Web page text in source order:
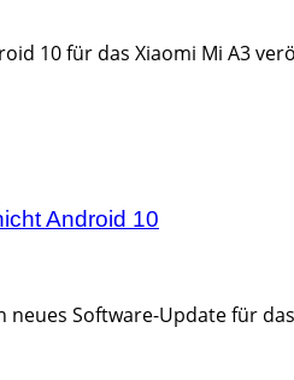
10 für das Xiaomi Mi A3
Android 10
Software-Update für